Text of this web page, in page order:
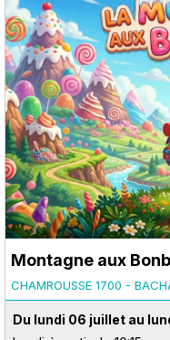
Montagne aux
CHAMROUSSE 1700 -
Du lundi 06 juillet au